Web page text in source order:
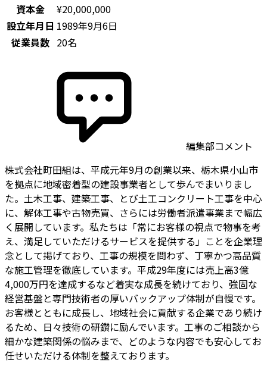
資本金
¥20,000,000
設立年月日 1989年9月6日
従業員数 20名
編集部コメント
株式会社町田組は、平成元年9月の創業以来、栃木県小山市
を拠点に地域密着型の建設事業者として歩んでまいりまし
た。土木工事、建築工事、とび土工コンクリート工事を中心
に、解体工事や古物売買、さらには労働者派遣事業まで幅広
く展開しています。私たちは「常にお客様の視点で物事を考
え、満足していただけるサービスを提供する」ことを企業理
念として掲げており、工事の規模を問わず、丁寧かつ高品質
な施工管理を徹底しています。平成29年度には売上高3億
4,000万円を達成するなど着実な成長を続けており、強固な
経営基盤と専門技術者の厚いバックアップ体制が自慢です。
お客様とともに成長し、地域社会に貢献する企業であり続け
るため、日々技術の研鑽に励んでいます。工事のご相談から
細かな建築関係の悩みまで、どのような内容でも安心してお
任せいただける体制を整えております。